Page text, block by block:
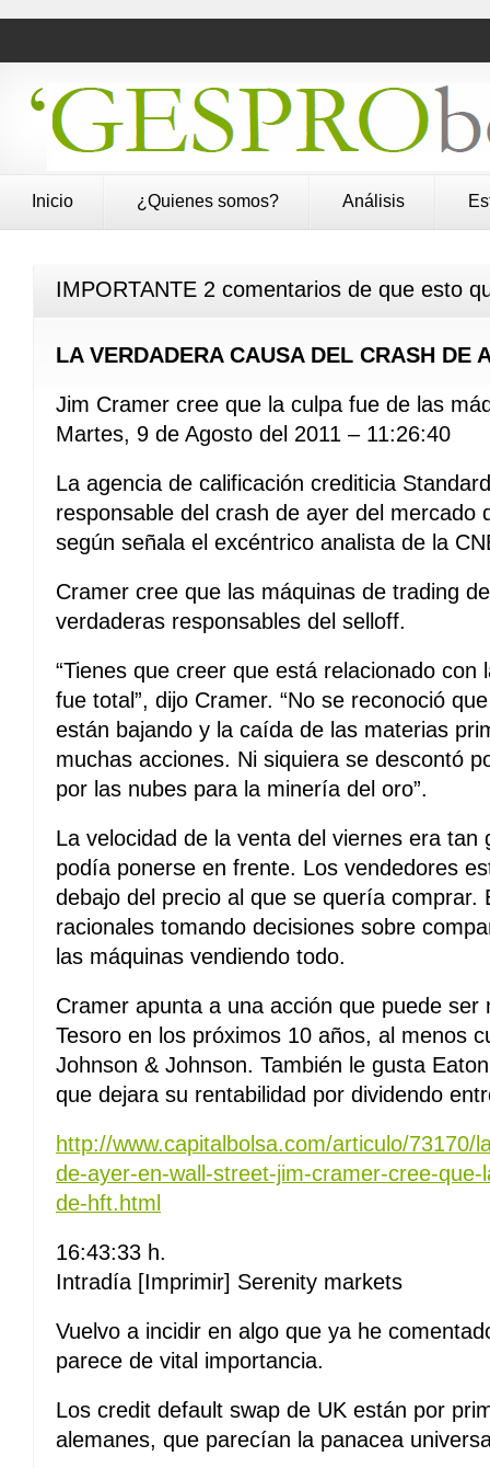
Inicio ¿Quienes somos? Análisis
IMPORTANTE 2 comentarios de que esto
LA VERDADERA CAUSA DEL CRASH DE
Jim Cramer cree que la culpa fue de las
Martes, 9 de Agosto del 2011 – 11:26:40
La agencia de calificación crediticia
responsable del crash de ayer del mercado
según señala el excéntrico analista de la
Cramer cree que las máquinas de trading
verdaderas responsables del selloff.
“Tienes que creer que está relacionado
fue total”, dijo Cramer. “No se reconoció
están bajando y la caída de las materias
muchas acciones. Ni siquiera se descontó
por las nubes para la minería del oro”.
La velocidad de la venta del viernes era tan
podía ponerse en frente. Los vendedores
debajo del precio al que se quería comprar.
racionales tomando decisiones sobre
las máquinas vendiendo todo.
Cramer apunta a una acción que puede
Tesoro en los próximos 10 años, al menos
Johnson & Johnson. También le gusta
que dejara su rentabilidad por dividendo
http://www.capitalbolsa.com/articulo/73170/
de-ayer-en-wall-street-jim-cramer-cree-
de-hft.html
16:43:33 h.
Intradía [Imprimir] Serenity markets
Vuelvo a incidir en algo que ya he
parece de vital importancia.
Los credit default swap de UK están por
alemanes, que parecían la panacea